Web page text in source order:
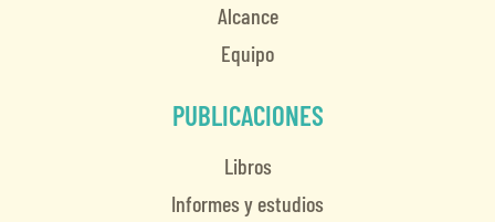
Alcance
Equipo
PUBLICACIONES
Libros
Informes y estudios